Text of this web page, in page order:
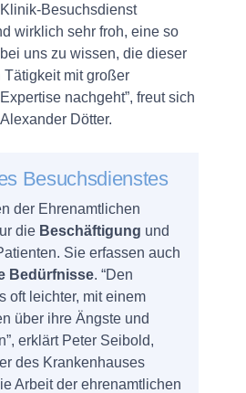
Besuchsdienst
wirklich sehr froh, eine so
uns zu wissen, die dieser
mit großer
nachgeht”, freut sich
Dötter.
Besuchsdienstes
der Ehrenamtlichen
die Beschäftigung und
Sie erfassen auch
Bedürfnisse. “Den
oft leichter, mit einem
über ihre Ängste und
erklärt Peter Seibold,
des Krankenhauses
Arbeit der ehrenamtlichen